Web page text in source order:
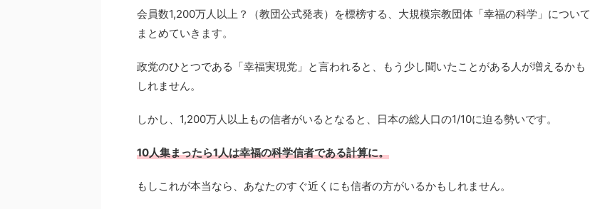
会員数1,200万人以上？（教団公式発表）を標榜する、大規模宗教団体「幸福の科学」について
まとめていきます。
政党のひとつである「幸福実現党」と言われると、もう少し聞いたことがある人が増えるかも
しれません。
しかし、1,200万人以上もの信者がいるとなると、日本の総人口の1/10に迫る勢いです。
10人集まったら1人は幸福の科学信者である計算に。
もしこれが本当なら、あなたのすぐ近くにも信者の方がいるかもしれません。